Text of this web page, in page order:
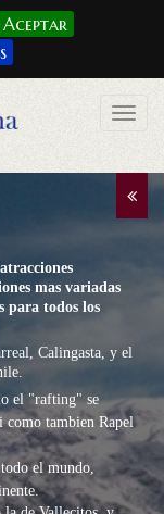
Aceptar
mas variadas
para todos los
Calingasta, yel
el "rafting" se
como tambien Rapel
el mundo,